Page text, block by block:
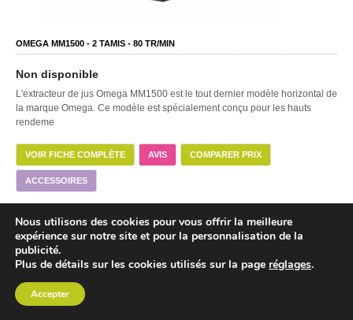
OMEGA MM1500 - 2 TAMIS - 80 TR/MIN
Non disponible
L'extracteur de jus Omega MM1500 est le tout dernier modèle horizontal de
la marque Omega. Ce modèle est spécialement conçu pour les hauts
rendeme
VOIR FICHE COMPLÈTE AVIS COMPARER PRIX
ACCESSOIRES
Nous utilisons des cookies pour vous offrir la meilleure
expérience sur notre site et pour la personnalisation de la
publicité.
Plus de détails sur les cookies utilisés sur la page réglages.
Accepter